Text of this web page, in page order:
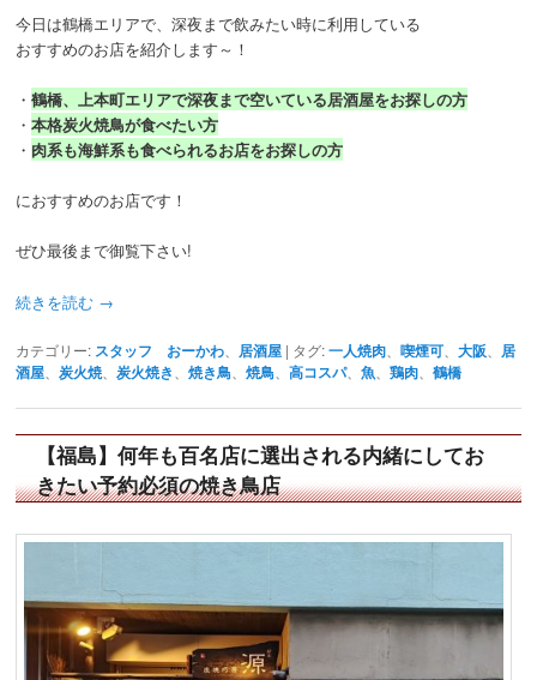
今日は鶴橋エリアで、深夜まで飲みたい時に利用している
おすすめのお店を紹介します～！
・鶴橋、上本町エリアで深夜まで空いている居酒屋をお探しの方
・本格炭火焼鳥が食べたい方
・ 肉系も海鮮系も食べられるお店をお探しの方
におすすめのお店です！
ぜひ最後まで御覧下さい!
続きを読む →
カテゴリー: スタッフ おーかわ 居酒屋 | タグ: 一人焼肉 、喫煙可 、大阪
居
酒屋
炭火焼 炭火焼き 、焼き鳥 、焼鳥 、高コスパ、魚 、鶏肉 、鶴橋
【福島】何年も百名店に選出される内緒にしてお
きたい予約必須の焼き鳥店